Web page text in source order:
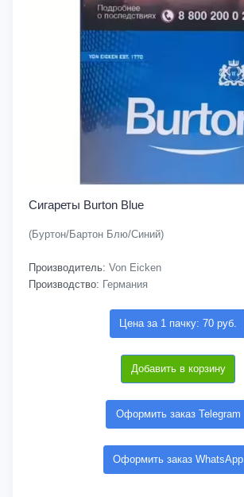
Сигареты Burton Blue
(Буртон/Бартон Блю/Синий)
Производитель: Von Eicken
Производство: Германия
Цена за 1 пачку: 70 руб.
Добавить в корзину
Оформить заказ Telegram
Оформить заказ WhatsApp